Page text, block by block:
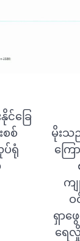
ခြေ
စစ်
ပ်ရုံ
မိုးသ
ကြ
က
ဝ
ရှာဖွ
ရေလှို